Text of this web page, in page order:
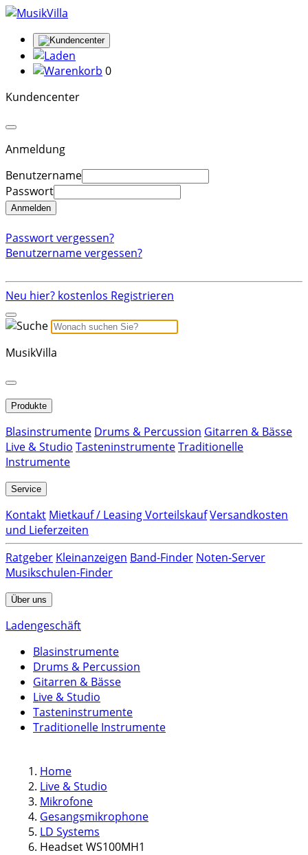
0
Kundencenter
Anmeldung
Benutzername
Passwort
Anmelden
Passwort vergessen?
Benutzername vergessen?
Neu hier? kostenlos Registrieren
MusikVilla
Produkte
Blasinstrumente Drums & Percussion Gitarren & Bässe
Live & Studio TasteninstrumenteTraditionelle
Instrumente
Service
Kontakt Mietkauf / Leasing VorteilskaufVersandkosten
und Lieferzeiten
Ratgeber Kleinanzeigen Band-Finder Noten-Server
Musikschulen-Finder
Über uns
Ladengeschäft
Blasinstrumente
Drums & Percussion
Gitarren & Bässe
Live & Studio
Tasteninstrumente
Traditionelle Instrumente
Home
Live & Studio
Mikrofone
Gesangsmikrophone
LD Systems
Headset WS100MH1